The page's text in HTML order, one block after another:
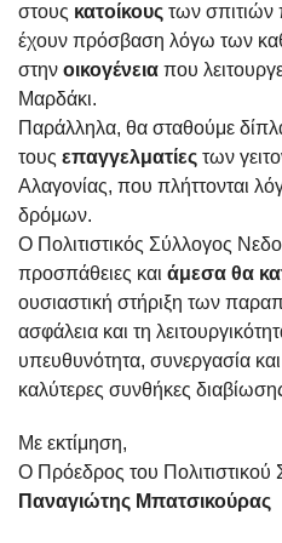
στους κατοίκους των σπιτιών
έχουν πρόσβαση λόγω των
στην οικογένεια που
Μαρδάκι.
Παράλληλα, θα σταθούμε
τους επαγγελματίες των
Αλαγονίας, που πλήττονται
δρόμων.
Ο Πολιτιστικός Σύλλογος
προσπάθειες και άμεσα θα
ουσιαστική στήριξη των
ασφάλεια και τη
υπευθυνότητα, συνεργασία
καλύτερες συνθήκες
Με εκτίμηση,
Ο Πρόεδρος του
Παναγιώτης Μπατσικούρας